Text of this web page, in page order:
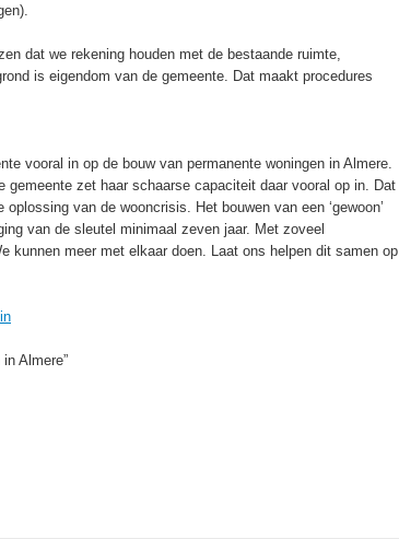
dat we rekening houden met de bestaande ruimte,
is eigendom van de gemeente. Dat maakt procedures
vooral in op de bouw van permanente woningen in Almere.
gemeente zet haar schaarse capaciteit daar vooral op in. Dat
van de wooncrisis. Het bouwen van een ‘gewoon’
van de sleutel minimaal zeven jaar. Met zoveel
kunnen meer met elkaar doen. Laat ons helpen dit samen op
Almere”